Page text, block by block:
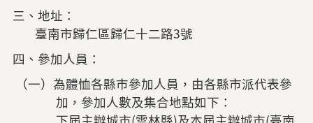
三、地址：
臺南市歸仁區歸仁十二路3號
四、參加人員：
（一）為體恤各縣市參加人員，由各縣市派代表參
加，參加人數及集合地點如下：